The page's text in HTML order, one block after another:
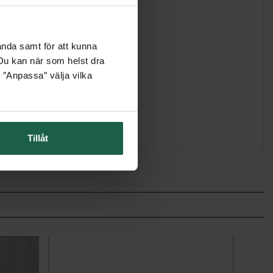
samt för att kunna
kan när som helst dra
välja vilka
Tillåt